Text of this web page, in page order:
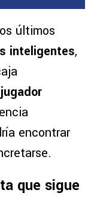
últimos
inteligentes,
jugador
encontrar
que sigue